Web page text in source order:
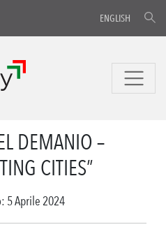
ENGLISH
DEMANIO –
CITIES”
5 Aprile 2024